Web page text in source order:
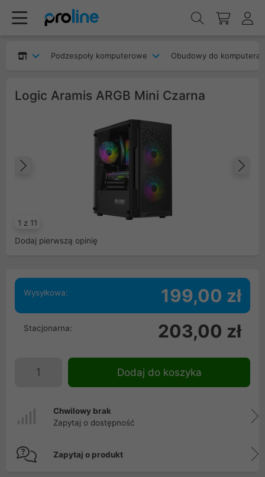
Podzespoły komputerowe Obudowy do komputera
Logic Aramis ARGB Mini Czarna
1 z 11
Poprzedni
Dodaj pierwszą opinię
Wysyłkowa: 199,00 zł
Stacjonarna: 203,00 zł
Dodaj do koszyka
Chwilowy brak
Zapytaj o dostępność
Zapytaj o produkt